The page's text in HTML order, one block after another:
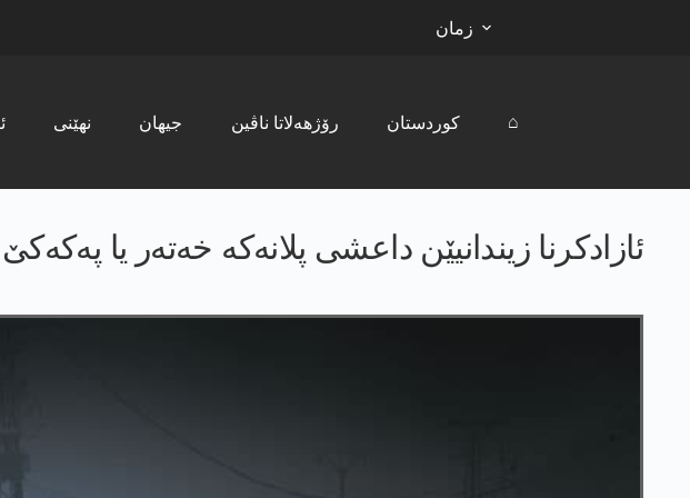
زمان
نھێنی جیھان رۆژھەلاتا ناڤین کوردستان ⌂
ئازادكرنا زیندانیێن داعشی پلانه‌كه‌ خه‌ته‌ر یا